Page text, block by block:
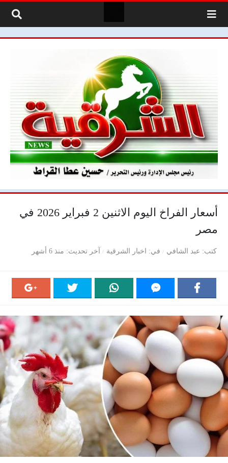
أسعار الفراخ اليوم الاثنين 2 فبراير 2026 في
مصر
كتب عبد الشافي في اخبار الشرقية آخر تحديث منذ 6 أشهر